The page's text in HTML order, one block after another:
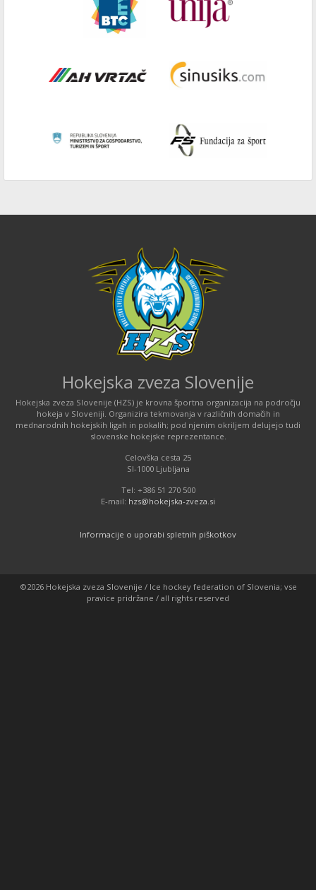
Hokejska zveza Slovenije
Hokejska zveza Slovenije (HZS) je krovna športna organizacija na področju
hokeja v Sloveniji. Organizira tekmovanja v različnih domačih in
mednarodnih hokejskih ligah in pokalih; pod njenim okriljem delujejo tudi
slovenske hokejske reprezentance.
Celovška cesta 25
SI-1000 Ljubljana
Tel: +386 51 270 500
E-mail: hzs@hokejska-zveza.si
Informacije o uporabi spletnih piškotkov
©2026 Hokejska zveza Slovenije / Ice hockey federation of Slovenia; vse
pravice pridržane / all rights reserved